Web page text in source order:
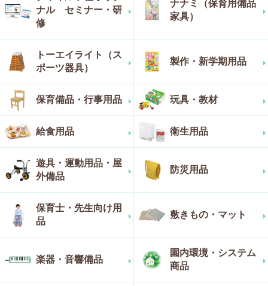
ナル セミナー・研
修
ナナミ（保育用備品
家具）
トーエイライト（ス
ポーツ器具）
製作・新学期用品
保育備品・行事用品 玩具・教材
給食用品 衛生用品
遊具・運動用品・屋
外備品
防災用品
保育士・先生向け用
品
敷きもの・マット
楽器・音響備品
園内環境・システム
商品